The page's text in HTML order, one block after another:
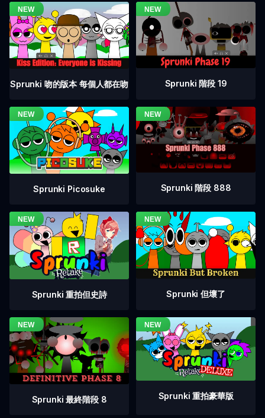
Sprunki 吻的版本 每個人都在吻 Sprunki 階段 19
Sprunki Picosuke Sprunki 階段 888
Sprunki 重拍但史詩 Sprunki 但壞了
Sprunki 最終階段 8 Sprunki 重拍豪華版